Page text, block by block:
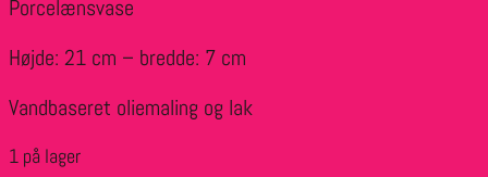
Porcelænsvase
Højde: 21 cm – bredde: 7 cm
Vandbaseret oliemaling og lak
1 på lager